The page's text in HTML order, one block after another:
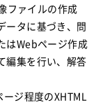
ファイルの作成
タに基づき、問
はWebページ作成
集を行い、解答
ジ程度のXHTML